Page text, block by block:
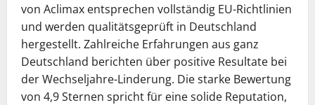
von Aclimax entsprechen vollständig EU-Richtlinien
und werden qualitätsgeprüft in Deutschland
hergestellt. Zahlreiche Erfahrungen aus ganz
Deutschland berichten über positive Resultate bei
der Wechseljahre-Linderung. Die starke Bewertung
von 4,9 Sternen spricht für eine solide Reputation,